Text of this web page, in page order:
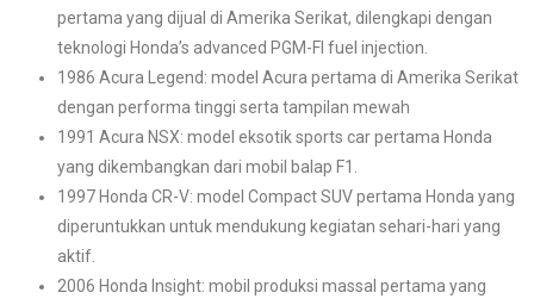
pertama yang dijual di Amerika Serikat, dilengkapi dengan
teknologi Honda’s advanced PGM-FI fuel injection.
1986 Acura Legend: model Acura pertama di Amerika Serikat
dengan performa tinggi serta tampilan mewah
1991 Acura NSX: model eksotik sports car pertama Honda
yang dikembangkan dari mobil balap F1.
1997 Honda CR-V: model Compact SUV pertama Honda yang
diperuntukkan untuk mendukung kegiatan sehari-hari yang
aktif.
2006 Honda Insight: mobil produksi massal pertama yang